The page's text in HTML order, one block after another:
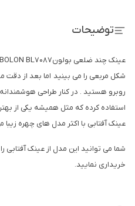
توضیحات
شکل مربعی را می بینید اما بعد از
روبرو هستید . در کنار طراحی
استفاده کرده که مثل همیشه یکی از
عینک آفتابی با اکثر مدل های چهره
شما می توانید این مدل از عینک
خریداری نمایید.